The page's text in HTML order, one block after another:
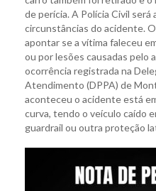
de perícia. A Polícia Civil será
circunstâncias do acidente.
apontar se a vítima faleceu
ou por lesões causadas pelo
ocorrência registrada na
Atendimento (DPPA) de
aconteceu o acidente está
curva, tendo o veículo caído
guardrail ou outra proteção